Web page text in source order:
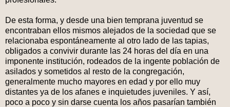
De esta forma, y desde una bien temprana juventud se
encontraban ellos mismos alejados de la sociedad que se
relacionaba espontáneamente al otro lado de las tapias,
obligados a convivir durante las 24 horas del día en una
imponente institución, rodeados de la ingente población de
asilados y sometidos al resto de la congregación,
generalmente mucho mayores en edad y por ello muy
distantes ya de los afanes e inquietudes juveniles. Y así,
poco a poco y sin darse cuenta los años pasarían también